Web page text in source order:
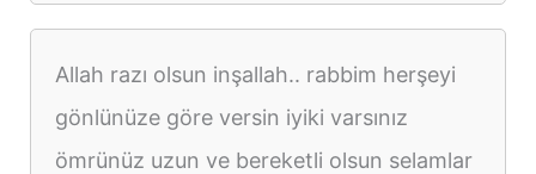
Allah razı olsun inşallah.. rabbim herşeyi
gönlünüze göre versin iyiki varsınız
ömrünüz uzun ve bereketli olsun selamlar